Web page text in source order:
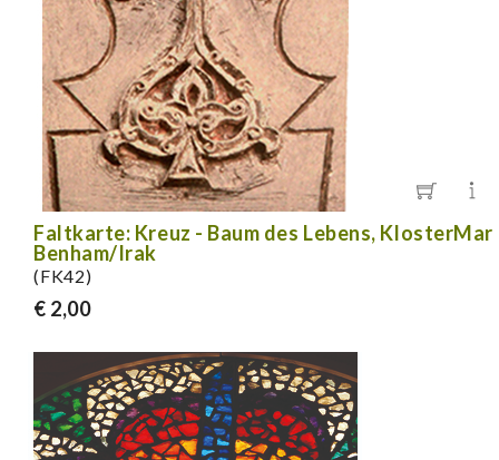
Faltkarte: Kreuz - Baum des Lebens, KlosterMar
Benham/Irak
(FK42)
€ 2,00